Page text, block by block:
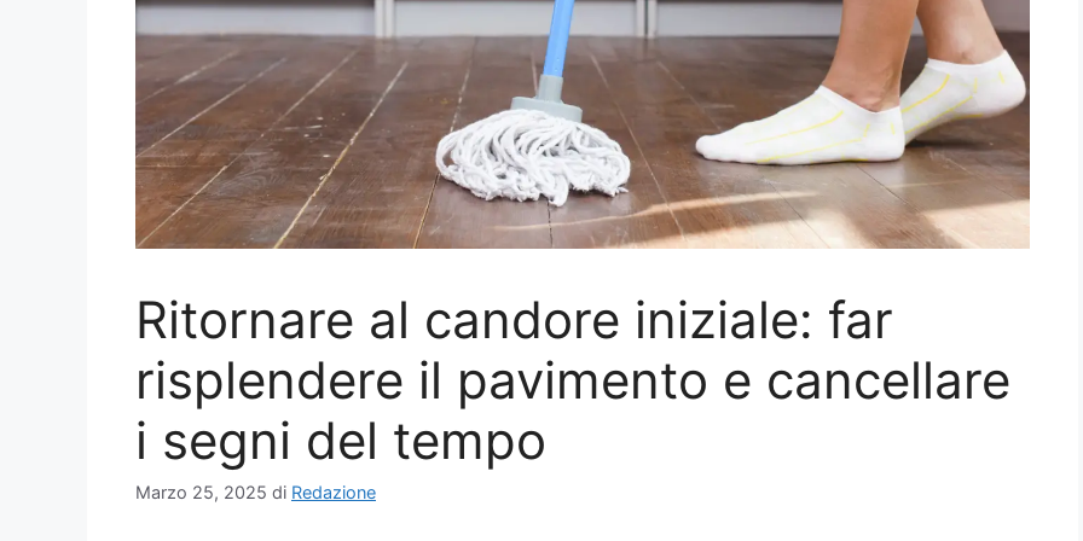
Ritornare al candore iniziale: far
risplendere il pavimento e cancellare
i segni del tempo
Marzo 25, 2025 di Redazione